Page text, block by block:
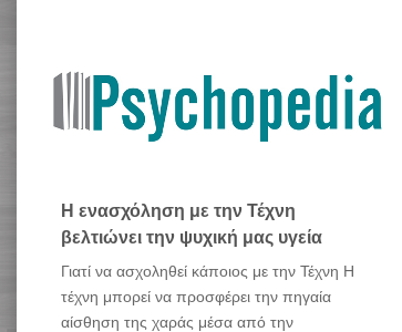
Η ενασχόληση με την Τέχνη
βελτιώνει την ψυχική μας υγεία
Γιατί να ασχοληθεί κάποιος με την Τέχνη Η
τέχνη μπορεί να προσφέρει την πηγαία
αίσθηση της χαράς μέσα από την